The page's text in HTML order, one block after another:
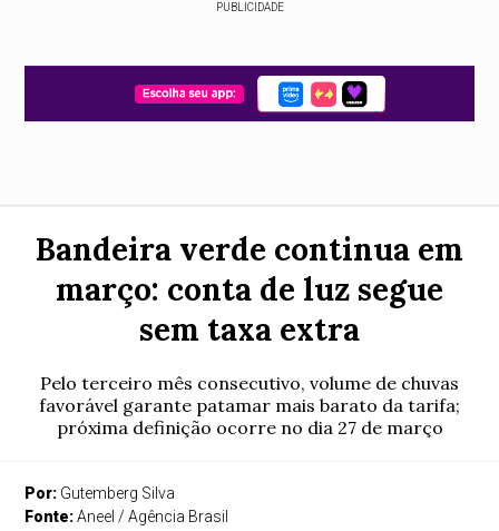
PUBLICIDADE
Bandeira verde continua em
março: conta de luz segue
sem taxa extra
Pelo terceiro mês consecutivo, volume de chuvas
favorável garante patamar mais barato da tarifa;
próxima definição ocorre no dia 27 de março
Por: Gutemberg Silva
Fonte:Aneel / Agência Brasil